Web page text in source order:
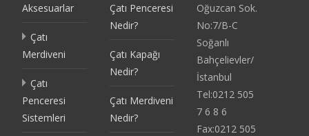
Aksesuarlar
Çatı
Merdiveni
Çatı
Penceresi
Sistemleri
Çatı Penceresi
Nedir?
Çatı Kapağı
Nedir?
Çatı Merdiveni
Nedir?
Oğuzcan Sok.
No:7/B-C
Soğanlı
Bahçelievler/
İstanbul
Tel:0212 505
7 6 8 6
Fax:0212 505